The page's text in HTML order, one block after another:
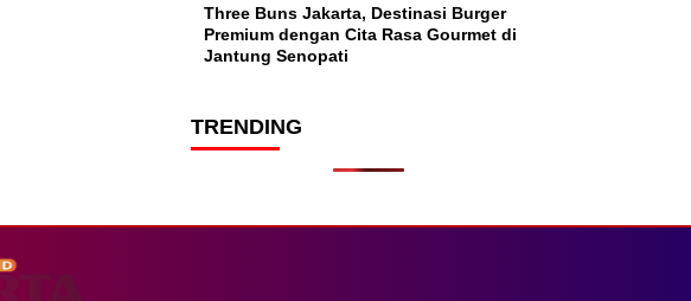
Three Buns Jakarta, Destinasi Burger
Premium dengan Cita Rasa Gourmet di
Jantung Senopati
TRENDING